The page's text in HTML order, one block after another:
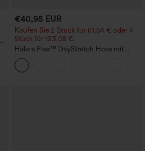
€40,95 EUR
Kaufen Sie 2 Stück für 61,54 € oder 4
Stück für 123,08 €.
Halara Flex™ DayStretch Hose mit
mittlerer Bundhöhe, seitlicher
Reißverschlusstasche und
Work‑Flare‑Schnitt